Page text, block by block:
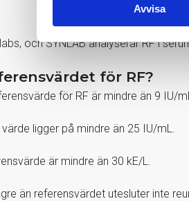
Avvisa
och SYNLAB analyserar RF i
för RF?
för RF är mindre än 9 IU/
ligger på mindre än 25 IU/mL.
är mindre än 30 kE/L.
än referensvärdet utesluter inte